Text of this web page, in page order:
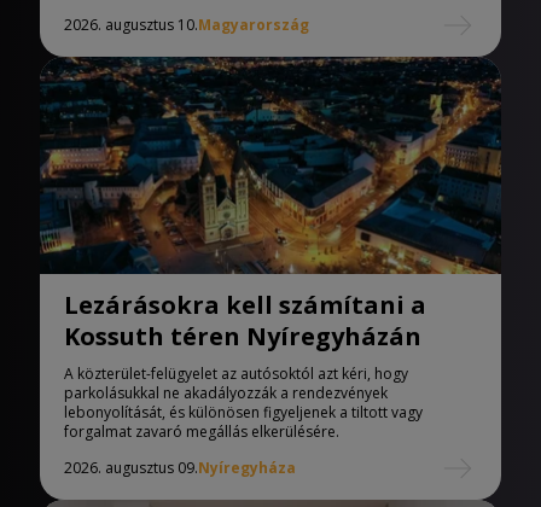
2026. augusztus 10.Magyarország
Lezárásokra kell számítani a
Kossuth téren Nyíregyházán
A közterület-felügyelet az autósoktól azt kéri, hogy
parkolásukkal ne akadályozzák a rendezvények
lebonyolítását, és különösen figyeljenek a tiltott vagy
forgalmat zavaró megállás elkerülésére.
2026. augusztus 09.Nyíregyháza